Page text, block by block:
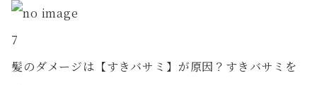
7
髪のダメージは【すきバサミ】が原因？すきバサミを